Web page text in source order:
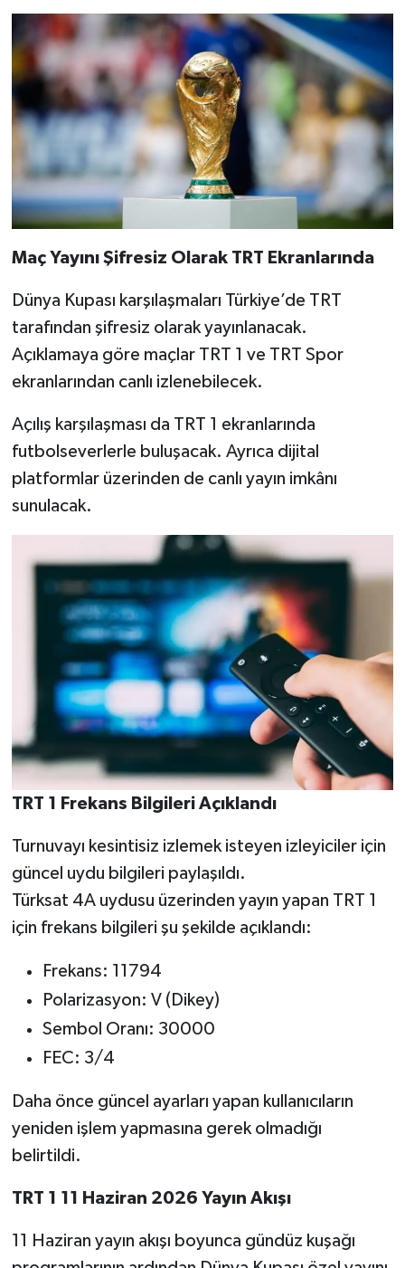
Maç Yayını Şifresiz Olarak TRT Ekranlarında
Dünya Kupası karşılaşmaları Türkiye’de TRT
tarafından şifresiz olarak yayınlanacak.
Açıklamaya göre maçlar TRT 1 ve TRT Spor
ekranlarından canlı izlenebilecek.
Açılış karşılaşması da TRT 1 ekranlarında
futbolseverlerle buluşacak. Ayrıca dijital
platformlar üzerinden de canlı yayın imkânı
sunulacak.
TRT 1 Frekans Bilgileri Açıklandı
Turnuvayı kesintisiz izlemek isteyen izleyiciler için
güncel uydu bilgileri paylaşıldı.
Türksat 4A uydusu üzerinden yayın yapan TRT 1
için frekans bilgileri şu şekilde açıklandı:
Frekans: 11794
Polarizasyon: V (Dikey)
Sembol Oranı: 30000
FEC: 3/4
Daha önce güncel ayarları yapan kullanıcıların
yeniden işlem yapmasına gerek olmadığı
belirtildi.
TRT 1 11 Haziran 2026 Yayın Akışı
11 Haziran yayın akışı boyunca gündüz kuşağı